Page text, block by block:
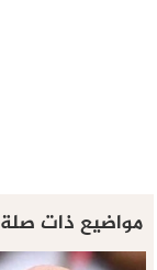
مواضيع ذات صلة